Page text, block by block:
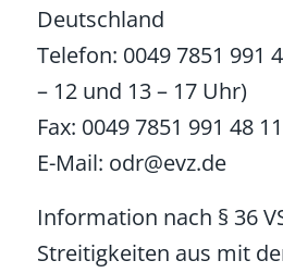
Deutschland
Telefon: 0049 7851 991
– 12 und 13 – 17 Uhr)
Fax: 0049 7851 991 48 11
E-Mail: odr@evz.de
Information nach § 36
Streitigkeiten aus mit